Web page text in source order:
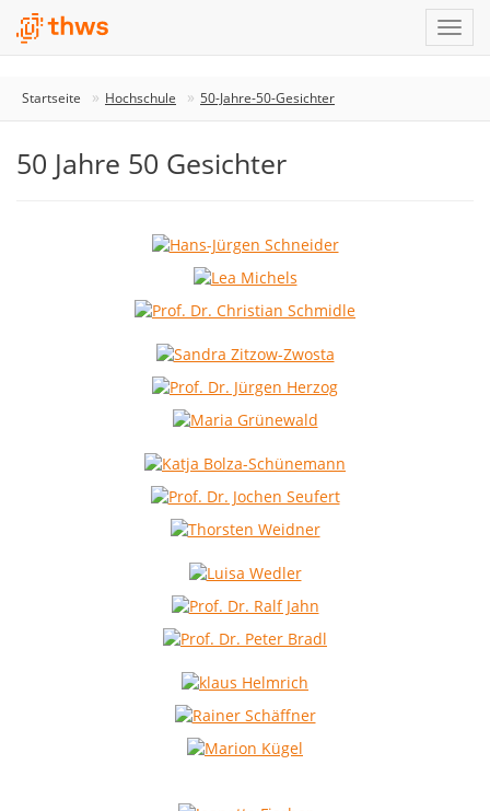
Startseite Hochschule 50-Jahre-50-Gesichter
50 Jahre 50 Gesichter